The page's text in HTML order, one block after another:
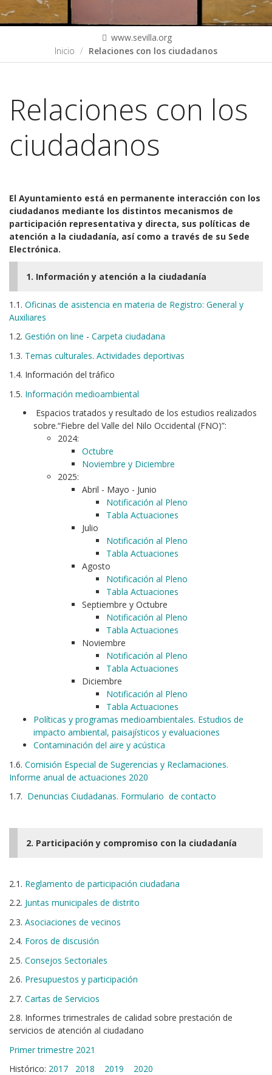
www.sevilla.org
Inicio
Relaciones con los ciudadanos
Relaciones con los
ciudadanos
El Ayuntamiento está en permanente interacción con los
ciudadanos mediante los distintos mecanismos de
participación representativa y directa, sus políticas de
atención a la ciudadanía, así como a través de su Sede
Electrónica.
1. Información y atención a la ciudadanía
1.1. Oficinas de asistencia en materia de Registro: General y
Auxiliares
1.2. Gestión on line - Carpeta ciudadana
1.3. Temas culturales. Actividades deportivas
1.4. Información del tráfico
1.5. Información medioambiental
Espacios tratados y resultado de los estudios realizados
sobre.“Fiebre del Valle del Nilo Occidental (FNO)”:
2024:
Octubre
Noviembre y Diciembre
2025:
Abril - Mayo - Junio
Notificación al Pleno
Tabla Actuaciones
Julio
Notificación al Pleno
Tabla Actuaciones
Agosto
Notificación al Pleno
Tabla Actuaciones
Septiembre y Octubre
Notificación al Pleno
Tabla Actuaciones
Noviembre
Notificación al Pleno
Tabla Actuaciones
Diciembre
Notificación al Pleno
Tabla Actuaciones
Políticas y programas medioambientales. Estudios de
impacto ambiental, paisajísticos y evaluaciones
Contaminación del aire y acústica
1.6. Comisión Especial de Sugerencias y Reclamaciones.
Informe anual de actuaciones 2020
1.7. Denuncias Ciudadanas. Formulario de contacto
2. Participación y compromiso con la ciudadanía
2.1. Reglamento de participación ciudadana
2.2. Juntas municipales de distrito
2.3. Asociaciones de vecinos
2.4. Foros de discusión
2.5. Consejos Sectoriales
2.6. Presupuestos y participación
2.7. Cartas de Servicios
2.8. Informes trimestrales de calidad sobre prestación de
servicios de atención al ciudadano
Primer trimestre 2021
Histórico: 2017 2018 2019
2020